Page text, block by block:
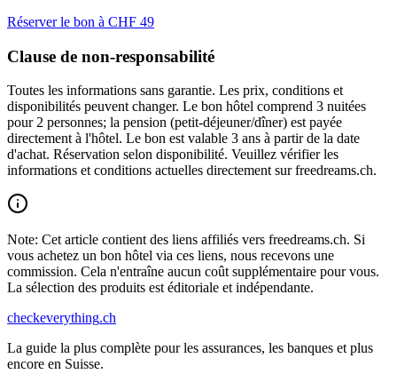
Réserver le bon à CHF 49
Clause de non-responsabilité
Toutes les informations sans garantie. Les prix, conditions et
disponibilités peuvent changer. Le bon hôtel comprend 3 nuitées
pour 2 personnes; la pension (petit-déjeuner/dîner) est payée
directement à l'hôtel. Le bon est valable 3 ans à partir de la date
d'achat. Réservation selon disponibilité. Veuillez vérifier les
informations et conditions actuelles directement sur freedreams.ch.
Note: Cet article contient des liens affiliés vers freedreams.ch. Si
vous achetez un bon hôtel via ces liens, nous recevons une
commission. Cela n'entraîne aucun coût supplémentaire pour vous.
La sélection des produits est éditoriale et indépendante.
checkeverything.ch
La guide la plus complète pour les assurances, les banques et plus
encore en Suisse.